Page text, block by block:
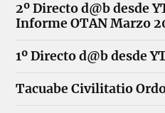
2º Directo d@b desde
Informe OTAN Marzo
1º Directo d@b desde
Tacuabe Civilitatio